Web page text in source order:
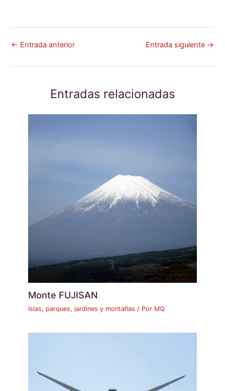
← Entrada anterior Entrada siguiente →
Entradas relacionadas
Monte FUJISAN
Islas, parques, jardines y montañas / Por MQ